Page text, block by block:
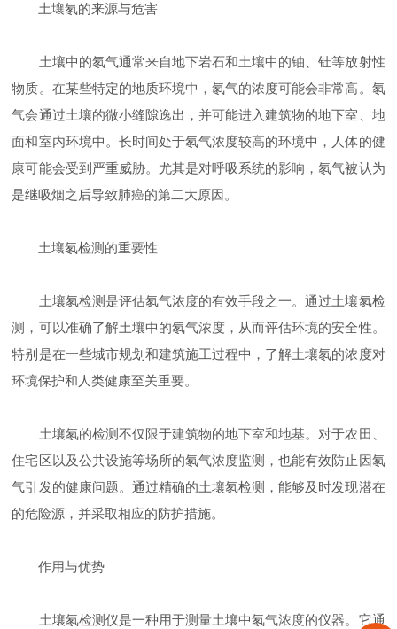
土壤氡的来源与危害
土壤中的氡气通常来自地下岩石和土壤中的铀、钍等放射性
物质。在某些特定的地质环境中，氡气的浓度可能会非常高。氡
气会通过土壤的微小缝隙逸出，并可能进入建筑物的地下室、地
面和室内环境中。长时间处于氡气浓度较高的环境中，人体的健
康可能会受到严重威胁。尤其是对呼吸系统的影响，氡气被认为
是继吸烟之后导致肺癌的第二大原因。
土壤氡检测的重要性
土壤氡检测是评估氡气浓度的有效手段之一。通过土壤氡检
测，可以准确了解土壤中的氡气浓度，从而评估环境的安全性。
特别是在一些城市规划和建筑施工过程中，了解土壤氡的浓度对
环境保护和人类健康至关重要。
土壤氡的检测不仅限于建筑物的地下室和地基。对于农田、
住宅区以及公共设施等场所的氡气浓度监测，也能有效防止因氡
气引发的健康问题。通过精确的土壤氡检测，能够及时发现潜在
的危险源，并采取相应的防护措施。
作用与优势
土壤氡检测仪是一种用于测量土壤中氡气浓度的仪器。它通